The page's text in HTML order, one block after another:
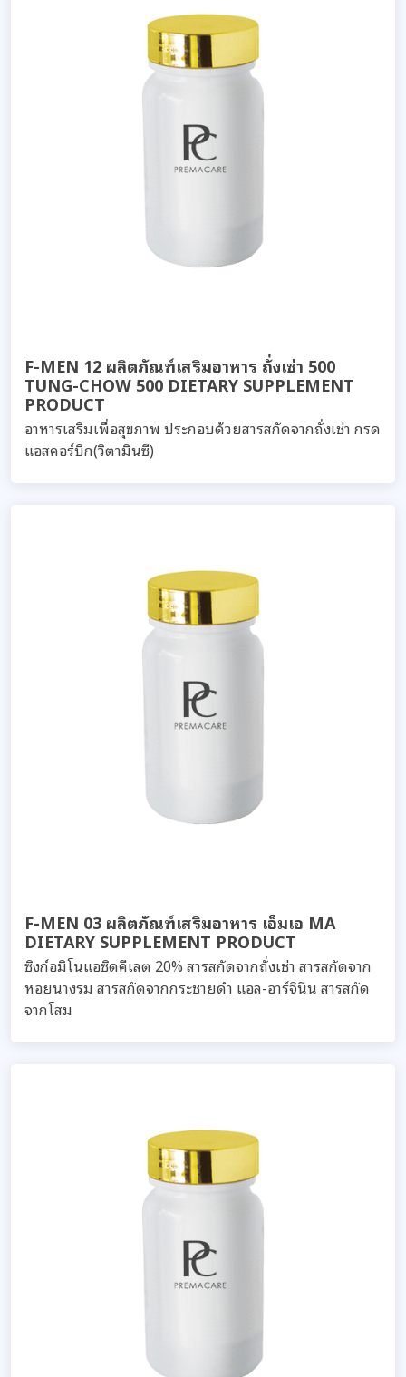
F-MEN 12 ผลิตภัณฑ์เสริมอาหาร ถั่งเช่า 500
TUNG-CHOW 500 DIETARY SUPPLEMENT
PRODUCT
อาหารเสริมเพื่อสุขภาพ ประกอบด้วยสารสกัดจากถั่งเช่า กรด
แอสคอร์บิก(วิตามินซี)
F-MEN 03 ผลิตภัณฑ์เสริมอาหาร เอ็มเอ MA
DIETARY SUPPLEMENT PRODUCT
ซิงก์อมิโนแอซิดคีเลต 20% สารสกัดจากถั่งเช่า สารสกัดจาก
หอยนางรม สารสกัดจากกระชายดำ แอล-อาร์จินีน สารสกัด
จากโสม